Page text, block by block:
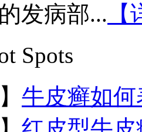
发病部...
Spots
牛皮癣如